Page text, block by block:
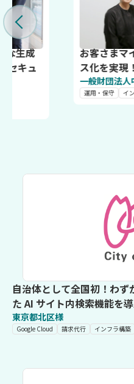
お客さまマイページで
ス化を実現！わずか半
一般財団法人中国電気保
インフラ構築 シ
自治体として全国初！わ
た AI サイト内検索機能を
東京都北区様
Google Cloud 請求代行 インフラ構築